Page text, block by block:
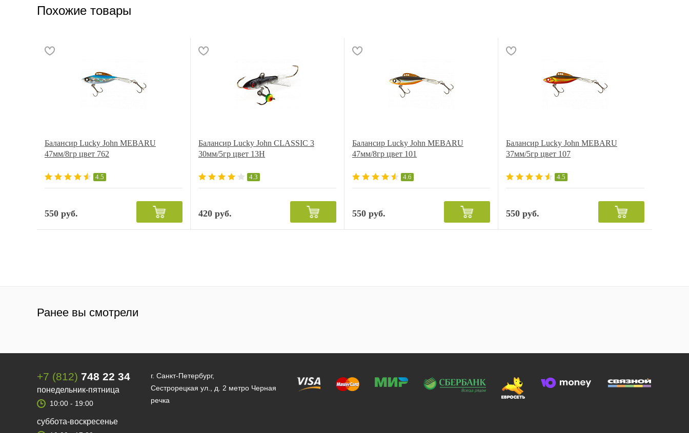
Похожие товары
Балансир Lucky John MEBARU
47мм/8гр цвет 762
4.5
550 руб.
Балансир Lucky John CLASSIC 3
30мм/5гр цвет 13H
4.3
420 руб.
Балансир Lucky John MEBARU
47мм/8гр цвет 101
4.6
550 руб.
Балансир Lucky John MEBARU
37мм/5гр цвет 107
4.5
550 руб.
Ранее вы смотрели
+7 (812) 748 22 34
понедельник-пятница
10:00 - 19:00
суббота-воскресенье
г. Санкт-Петербург,
Сестрорецкая ул., д. 2 метро Черная
речка